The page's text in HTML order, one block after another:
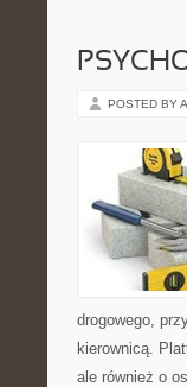
POSTED BY
drogowego,
kierownicą.
ale również o